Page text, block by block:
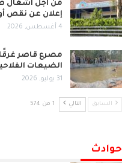
من أجل أشغال
إعلان عن نقص
4 أغسطس, 2026
مصرع قاصر
الضيعات
31 يوليو, 2026
السابق التالي 1 من 574
حوادث